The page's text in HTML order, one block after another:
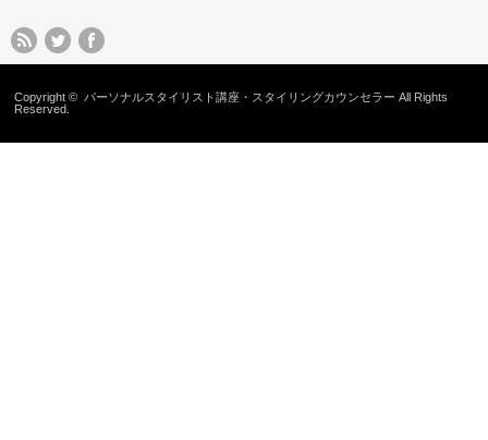
Copyright © パーソナルスタイリスト講座・スタイリングカウンセラー All Rights
Reserved.